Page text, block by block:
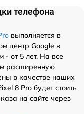
телефона
выполняется в
центр Google в
- от 5 лет. На все
расширенную
в качестве наших
8 Pro будет стоить
на сайте через